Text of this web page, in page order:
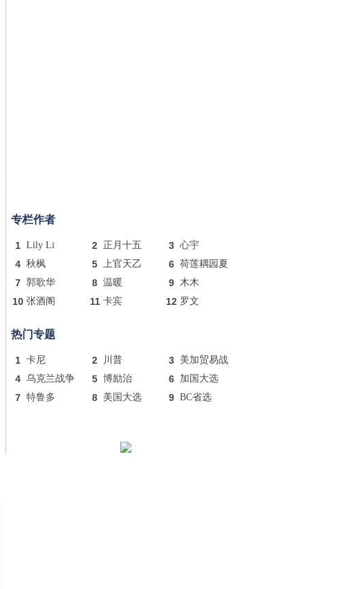
专栏作者
1 Lily Li 2 正月十五 3 心宇
4 秋枫 5 上官天乙 6 荷莲耦园夏
7 郭歌华 8 温暖 9 木木
10 张酒阁 11 卡宾 12 罗文
热门专题
1 卡尼 2 川普 3 美加贸易战
4 乌克兰战争 5 博励治 6 加国大选
7 特鲁多 8 美国大选 9 BC省选